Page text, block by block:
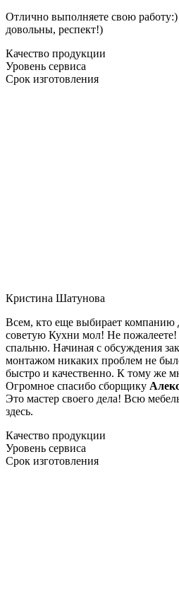
Отлично выполняете свою работу:)
довольны, респект!)
Качество продукции
Уровень сервиса
Срок изготовления
Кристина Шатунова
Всем, кто еще выбирает компанию
советую Кухни мол! Не
спальню. Начиная с обсуждения
монтажом никаких проблем не
быстро и качественно. К тому же
Огромное спасибо сборщику
Это мастер своего дела! Всю
здесь.
Качество продукции
Уровень сервиса
Срок изготовления